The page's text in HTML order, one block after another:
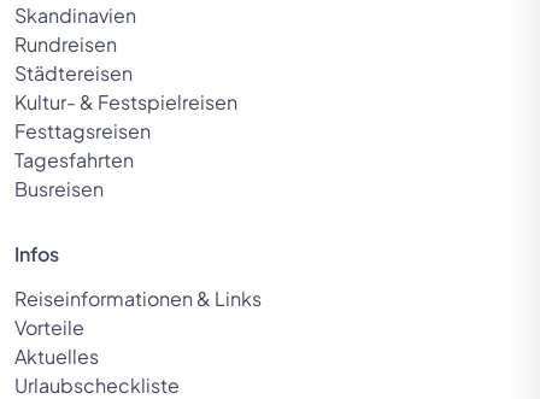
Skandinavien
Rundreisen
Städtereisen
Kultur- & Festspielreisen
Festtagsreisen
Tagesfahrten
Busreisen
Infos
Reiseinformationen & Links
Vorteile
Aktuelles
Urlaubscheckliste